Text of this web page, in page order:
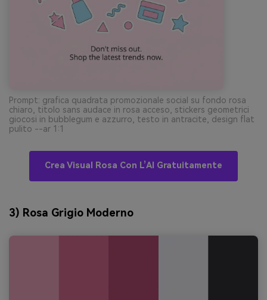
Prompt: grafica quadrata promozionale social su fondo rosa
chiaro, titolo sans audace in rosa acceso, stickers geometrici
giocosi in bubblegum e azzurro, testo in antracite, design flat
pulito --ar 1:1
Crea Visual Rosa Con L’AI Gratuitamente
3) Rosa Grigio Moderno